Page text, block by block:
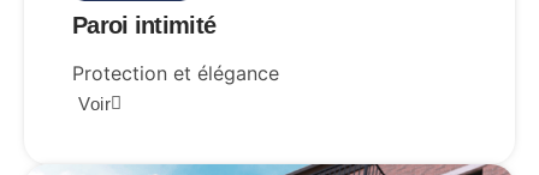
Paroi intimité
Protection et élégance
Voir